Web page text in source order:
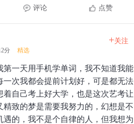
评论 点赞
分 精选
+关注
第一天用手机学单词，我不知道我能
一次我都会提前计划好，可是都无法
着自己考上好大学，也是这次艺考让
精致的梦是需要我努力的，幻想是不
遇的，我不是个自律的人，但我想为